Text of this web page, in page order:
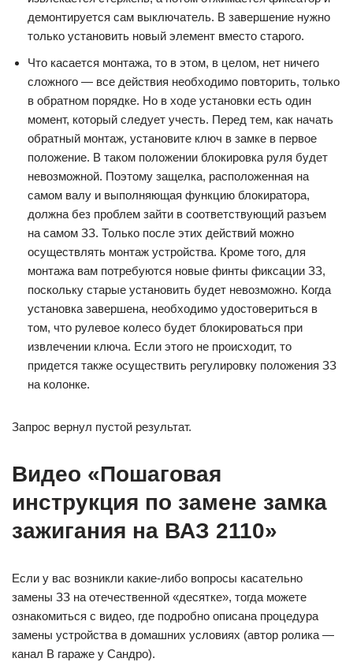
демонтируется сам выключатель. В завершение нужно
только установить новый элемент вместо старого.
Что касается монтажа, то в этом, в целом, нет ничего
сложного — все действия необходимо повторить, только
в обратном порядке. Но в ходе установки есть один
момент, который следует учесть. Перед тем, как начать
обратный монтаж, установите ключ в замке в первое
положение. В таком положении блокировка руля будет
невозможной. Поэтому защелка, расположенная на
самом валу и выполняющая функцию блокиратора,
должна без проблем зайти в соответствующий разъем
на самом ЗЗ. Только после этих действий можно
осуществлять монтаж устройства. Кроме того, для
монтажа вам потребуются новые финты фиксации ЗЗ,
поскольку старые установить будет невозможно. Когда
установка завершена, необходимо удостовериться в
том, что рулевое колесо будет блокироваться при
извлечении ключа. Если этого не происходит, то
придется также осуществить регулировку положения ЗЗ
на колонке.
Запрос вернул пустой результат.
Видео «Пошаговая
инструкция по замене замка
зажигания на ВАЗ 2110»
Если у вас возникли какие-либо вопросы касательно
замены ЗЗ на отечественной «десятке», тогда можете
ознакомиться с видео, где подробно описана процедура
замены устройства в домашних условиях (автор ролика —
канал В гараже у Сандро).